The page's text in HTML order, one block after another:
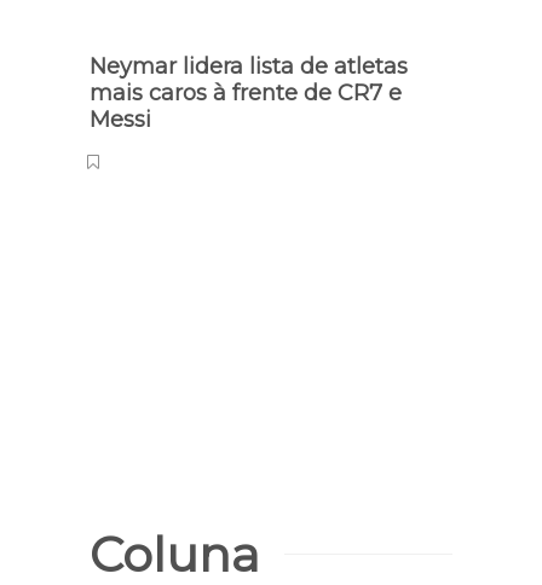
Neymar lidera lista de atletas
mais caros à frente de CR7 e
Messi
Coluna